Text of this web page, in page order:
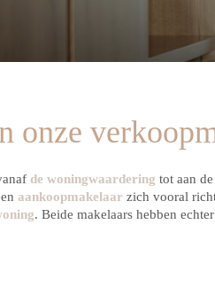
onze
de woningwaardering tot aan
aankoopmakelaar zich vooral
. Beide makelaars hebben